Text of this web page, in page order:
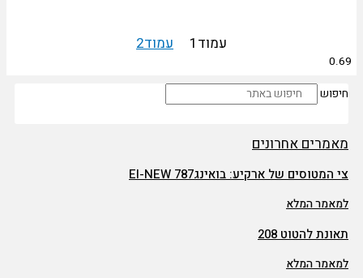
עמוד 1 עמוד2
חיפוש
מאמרים אחרונים
צי המטוסים של ארקיע: בואינג787 EI-NEW
למאמר המלא
תאונת להטוט 208
למאמר המלא